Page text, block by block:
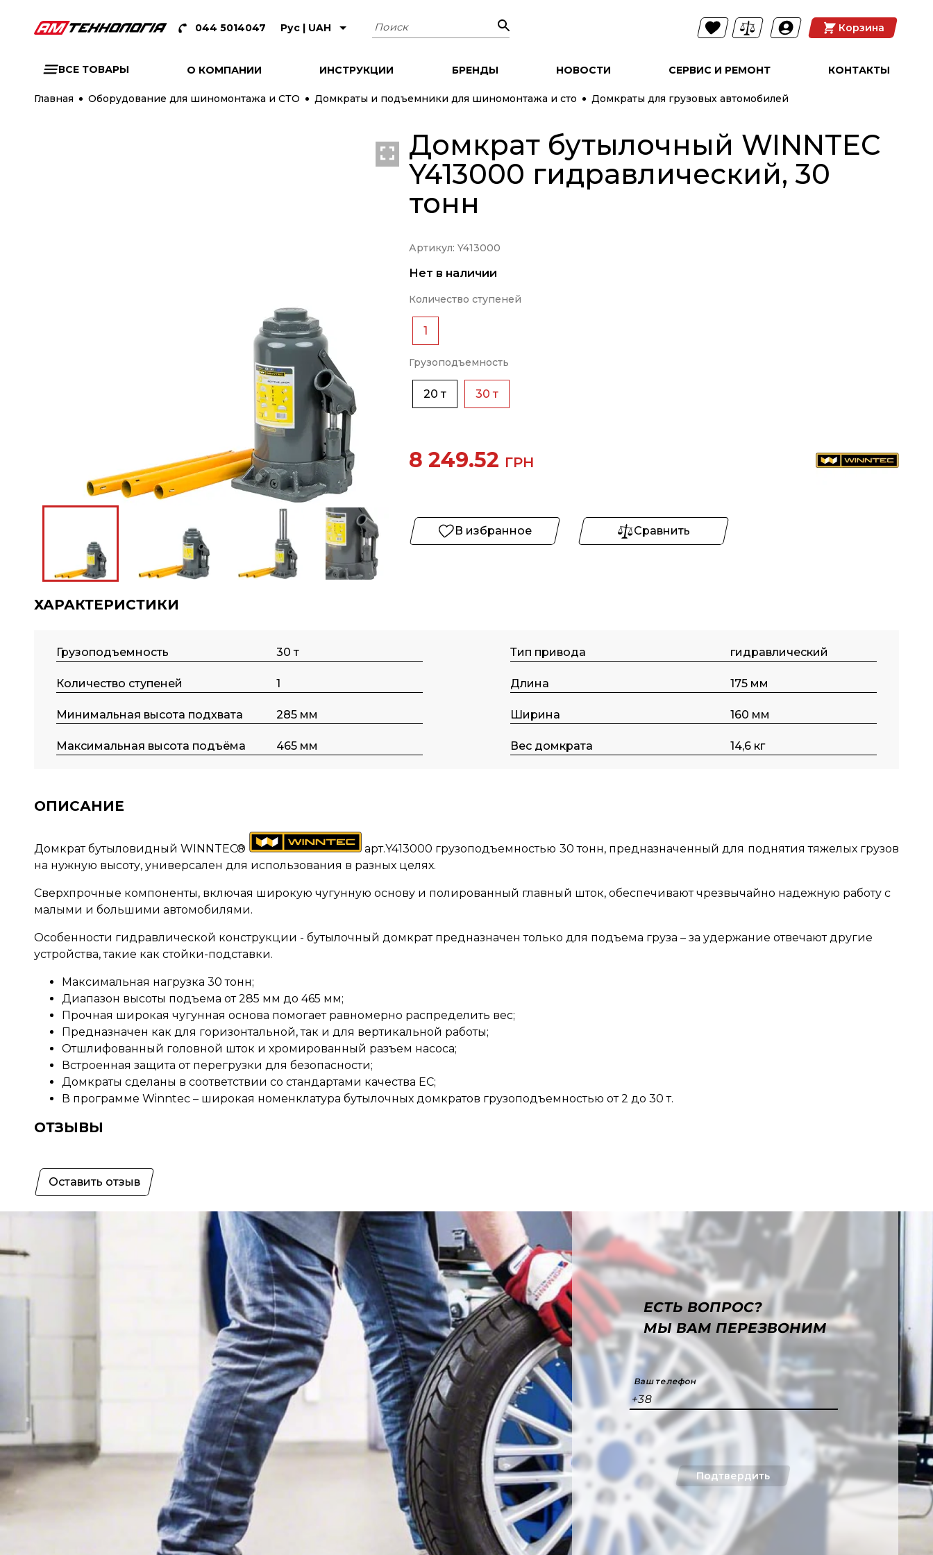
044 5014047 Рус | UAH Поиск Корзина
ВСЕ ТОВАРЫ О КОМПАНИИ ИНСТРУКЦИИ БРЕНДЫ НОВОСТИ СЕРВИС И РЕМОНТ КОНТАКТЫ
Главная Оборудование для шиномонтажа и СТО Домкраты и подъемники для шиномонтажа и сто Домкраты для грузовых автомобилей
Домкрат бутылочный WINNTEC
Y413000 гидравлический, 30
тонн
Артикул: Y413000
Нет в наличии
Количество ступеней
1
Грузоподъемность
20 т 30 т
8 249.52 ГРН
В избранное Сравнить
ХАРАКТЕРИСТИКИ
Грузоподъемность 30 т Тип пpивода гидравлический
Количество ступеней 1 Длина 175 мм
Минимальная высота подхвата 285 мм Ширина 160 мм
Максимальная высота подъёма 465 мм Вес домкрата 14,6 кг
ОПИСАНИЕ
Домкрат бутыловидный WINNTEC®
арт.Y413000 грузоподъемностью 30 тонн, предназначенный для поднятия тяжелых грузов
на нужную высоту, универсален для использования в разных целях.
Сверхпрочные компоненты, включая широкую чугунную основу и полированный главный шток, обеспечивают чрезвычайно надежную работу с
малыми и большими автомобилями.
Особенности гидравлической конструкции - бутылочный домкрат предназначен только для подъема груза – за удержание отвечают другие
устройства, такие как стойки-подставки.
Максимальная нагрузка 30 тонн;
Диапазон высоты подъема от 285 мм до 465 мм;
Прочная широкая чугунная основа помогает равномерно распределить вес;
Предназначен как для горизонтальной, так и для вертикальной работы;
Отшлифованный головной шток и хромированный разъем насоса;
Встроенная защита от перегрузки для безопасности;
Домкраты сделаны в соответствии со стандартами качества ЕС;
В программе Winntec – широкая номенклатура бутылочных домкратов грузоподъемностью от 2 до 30 т.
ОТЗЫВЫ
Оставить отзыв
ЕСТЬ ВОПРОС?
МЫ ВАМ ПЕРЕЗВОНИМ
Ваш телефон
+38
Подтвердить